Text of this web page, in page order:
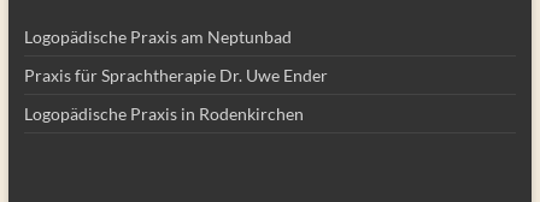
Logopädische Praxis am Neptunbad
Praxis für Sprachtherapie Dr. Uwe Ender
Logopädische Praxis in Rodenkirchen